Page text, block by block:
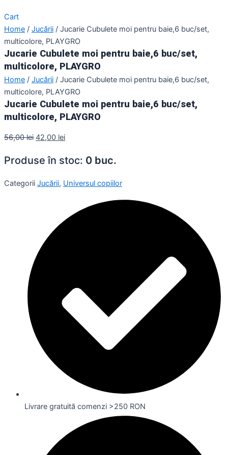
Cart
Home / Jucării / Jucarie Cubulete moi pentru baie,6 buc/set,
multicolore, PLAYGRO
Jucarie Cubulete moi pentru baie,6 buc/set,
multicolore, PLAYGRO
Home / Jucării / Jucarie Cubulete moi pentru baie,6 buc/set,
multicolore, PLAYGRO
Jucarie Cubulete moi pentru baie,6 buc/set,
multicolore, PLAYGRO
56,00lei 42,00 lei
Produse în stoc: 0 buc.
Categorii Jucării, Universul copiilor
Livrare gratuită comenzi >250 RON